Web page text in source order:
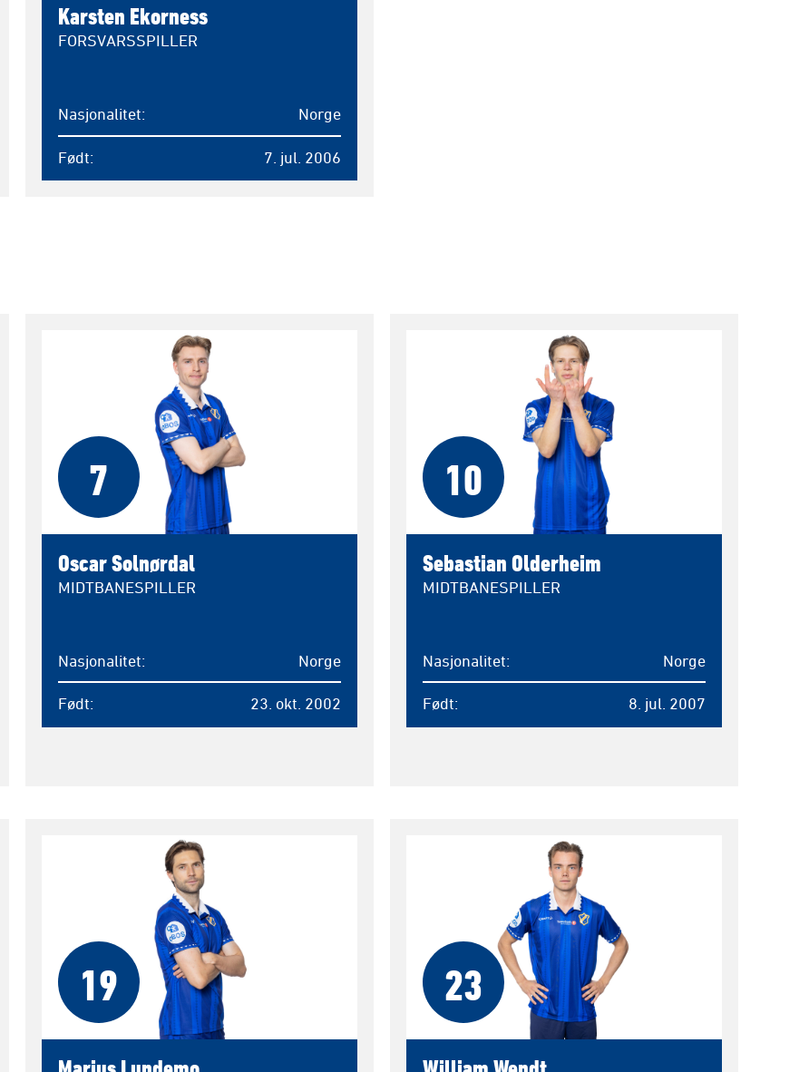
Karsten Ekorness
FORSVARSSPILLER
Nasjonalitet Norge
Født 7. jul. 2006
7
Oscar Solnørdal
MIDTBANESPILLER
Nasjonalitet Norge
Født 23. okt. 2002
10
Sebastian Olderheim
MIDTBANESPILLER
Nasjonalitet Norge
Født 8. jul. 2007
19 23